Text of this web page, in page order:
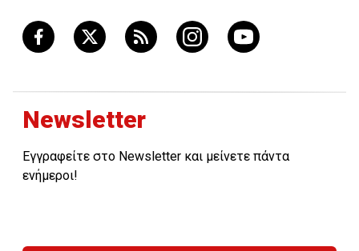
Newsletter
Εγγραφείτε στο Newsletter και μείνετε πάντα
ενήμεροι!